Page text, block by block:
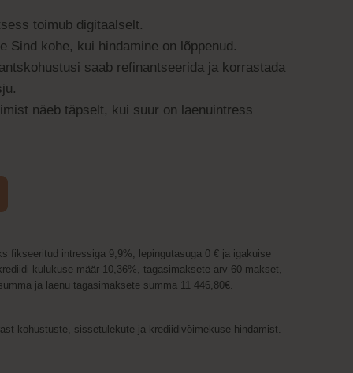
toimub digitaalselt.
Sind kohe, kui hindamine on lõppenud.
saab refinantseerida ja korrastada
näeb täpselt, kui suur on laenuintress
fikseeritud intressiga 9,9%, lepingutasuga 0 € ja igakuise
kulukuse määr 10,36%, tagasimaksete arv 60 makset,
ja laenu tagasimaksete summa 11 446,80€.
kohustuste, sissetulekute ja krediidivõimekuse hindamist.